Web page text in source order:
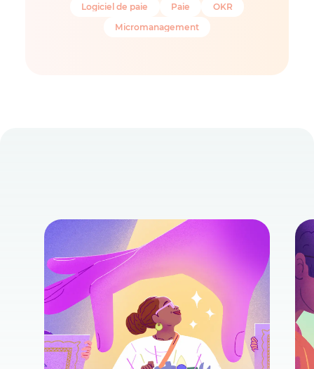
Logiciel de paie
Paie
OKR
Micromanagement